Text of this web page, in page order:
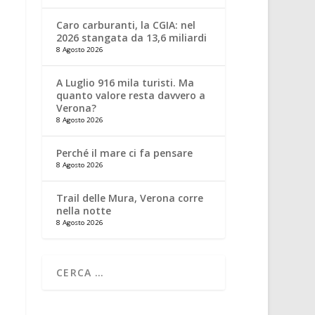
Caro carburanti, la CGIA: nel
2026 stangata da 13,6 miliardi
8 Agosto 2026
A Luglio 916 mila turisti. Ma
quanto valore resta davvero a
Verona?
8 Agosto 2026
Perché il mare ci fa pensare
8 Agosto 2026
Trail delle Mura, Verona corre
nella notte
8 Agosto 2026